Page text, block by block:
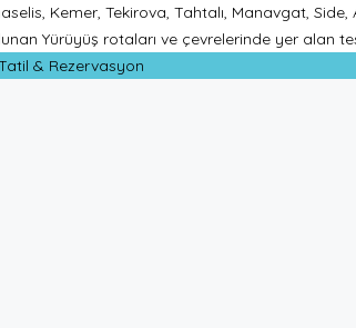
Kemer, Tekirova, Tahtalı, Manavgat,
Yürüyüş rotaları ve çevrelerinde yer alan
& Rezervasyon